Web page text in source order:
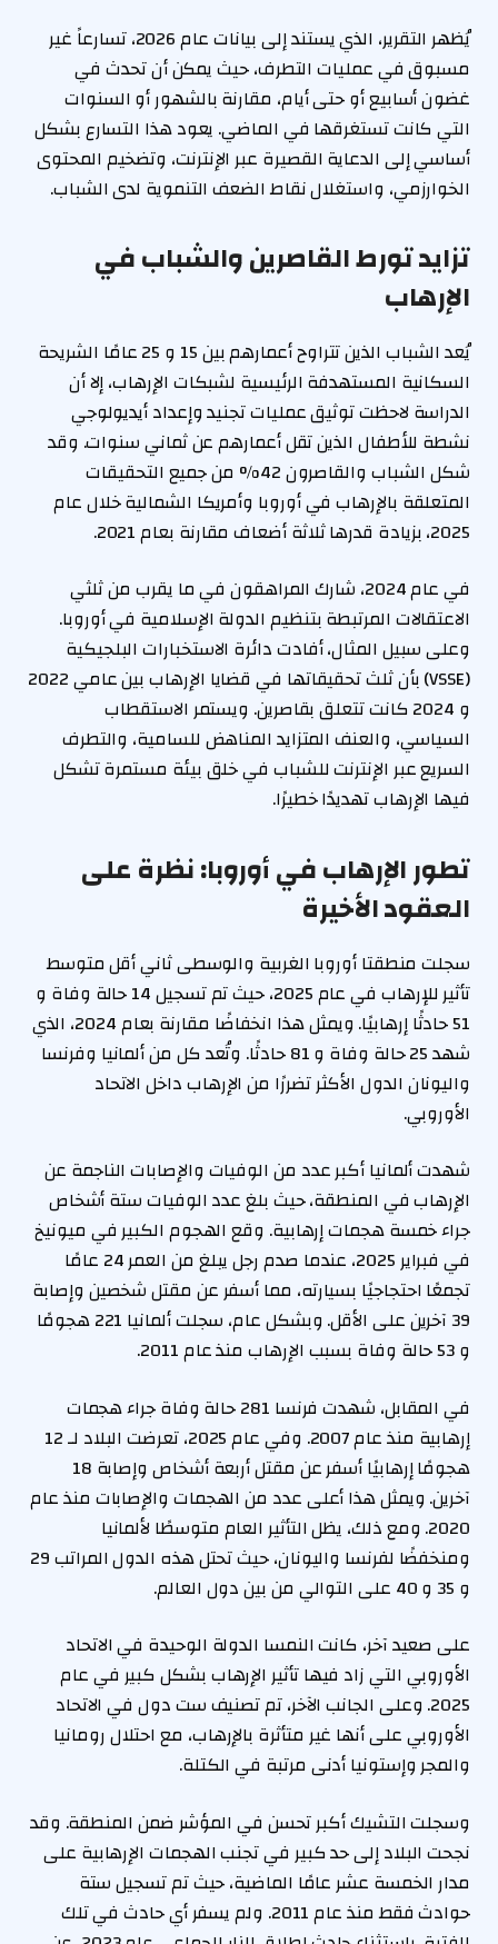
يُظهر التقرير، الذي يستند إلى بيانات عام 2026، تسارعاً غير
مسبوق في عمليات التطرف، حيث يمكن أن تحدث في
غضون أسابيع أو حتى أيام، مقارنة بالشهور أو السنوات
التي كانت تستغرقها في الماضي. يعود هذا التسارع بشكل
أساسي إلى الدعاية القصيرة عبر الإنترنت، وتضخيم المحتوى
الخوارزمي، واستغلال نقاط الضعف التنموية لدى الشباب.
تزايد تورط القاصرين والشباب في
الإرهاب
يُعد الشباب الذين تتراوح أعمارهم بين 15 و 25 عامًا الشريحة
السكانية المستهدفة الرئيسية لشبكات الإرهاب، إلا أن
الدراسة لاحظت توثيق عمليات تجنيد وإعداد أيديولوجي
نشطة للأطفال الذين تقل أعمارهم عن ثماني سنوات. وقد
شكل الشباب والقاصرون 42% من جميع التحقيقات
المتعلقة بالإرهاب في أوروبا وأمريكا الشمالية خلال عام
2025، بزيادة قدرها ثلاثة أضعاف مقارنة بعام 2021.
في عام 2024، شارك المراهقون في ما يقرب من ثلثي
الاعتقالات المرتبطة بتنظيم الدولة الإسلامية في أوروبا.
وعلى سبيل المثال، أفادت دائرة الاستخبارات البلجيكية
(VSSE) بأن ثلث تحقيقاتها في قضايا الإرهاب بين عامي 2022
و 2024 كانت تتعلق بقاصرين. ويستمر الاستقطاب
السياسي، والعنف المتزايد المناهض للسامية، والتطرف
السريع عبر الإنترنت للشباب في خلق بيئة مستمرة تشكل
فيها الإرهاب تهديدًا خطيرًا.
تطور الإرهاب في أوروبا: نظرة على
العقود الأخيرة
سجلت منطقتا أوروبا الغربية والوسطى ثاني أقل متوسط
تأثير للإرهاب في عام 2025، حيث تم تسجيل 14 حالة وفاة و
51 حادثًا إرهابيًا. ويمثل هذا انخفاضًا مقارنة بعام 2024، الذي
شهد 25 حالة وفاة و 81 حادثًا. وتُعد كل من ألمانيا وفرنسا
واليونان الدول الأكثر تضررًا من الإرهاب داخل الاتحاد
الأوروبي.
شهدت ألمانيا أكبر عدد من الوفيات والإصابات الناجمة عن
الإرهاب في المنطقة، حيث بلغ عدد الوفيات ستة أشخاص
جراء خمسة هجمات إرهابية. وقع الهجوم الكبير في ميونيخ
في فبراير 2025، عندما صدم رجل يبلغ من العمر 24 عامًا
تجمعًا احتجاجيًا بسيارته، مما أسفر عن مقتل شخصين وإصابة
39 آخرين على الأقل. وبشكل عام، سجلت ألمانيا 221 هجومًا
و 53 حالة وفاة بسبب الإرهاب منذ عام 2011.
في المقابل، شهدت فرنسا 281 حالة وفاة جراء هجمات
إرهابية منذ عام 2007. وفي عام 2025، تعرضت البلاد لـ 12
هجومًا إرهابيًا أسفر عن مقتل أربعة أشخاص وإصابة 18
آخرين. ويمثل هذا أعلى عدد من الهجمات والإصابات منذ عام
2020. ومع ذلك، يظل التأثير العام متوسطًا لألمانيا
ومنخفضًا لفرنسا واليونان، حيث تحتل هذه الدول المراتب 29
و 35 و 40 على التوالي من بين دول العالم.
على صعيد آخر، كانت النمسا الدولة الوحيدة في الاتحاد
الأوروبي التي زاد فيها تأثير الإرهاب بشكل كبير في عام
2025. وعلى الجانب الآخر، تم تصنيف ست دول في الاتحاد
الأوروبي على أنها غير متأثرة بالإرهاب، مع احتلال رومانيا
والمجر وإستونيا أدنى مرتبة في الكتلة.
وسجلت التشيك أكبر تحسن في المؤشر ضمن المنطقة. وقد
نجحت البلاد إلى حد كبير في تجنب الهجمات الإرهابية على
مدار الخمسة عشر عامًا الماضية، حيث تم تسجيل ستة
حوادث فقط منذ عام 2011. ولم يسفر أي حادث في تلك